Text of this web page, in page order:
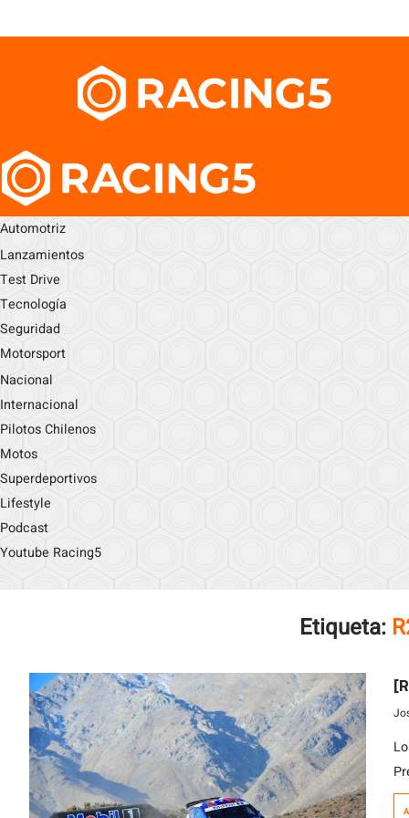
Automotriz
Lanzamientos
Test Drive
Tecnología
Seguridad
Motorsport
Nacional
Internacional
Pilotos Chilenos
Motos
Superdeportivos
Lifestyle
Podcast
Youtube Racing5
Etiqueta: